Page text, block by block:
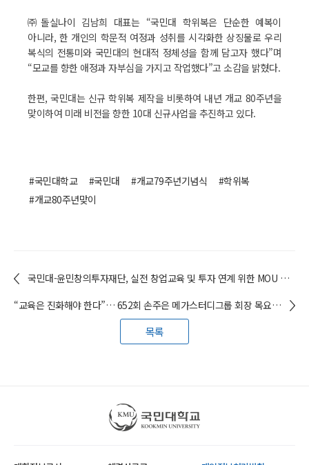
㈜돌실나이 김남희 대표는 “국민대 학위복은 단순한 예복이
아니라, 한 개인의 학문적 여정과 성취를 시각화한 상징물로 우리
복식의 전통미와 국민대의 현대적 정체성을 함께 담고자 했다”며
“모교를 향한 애정과 자부심을 가지고 작업했다”고 소감을 밝혔다.
한편, 국민대는 신규 학위복 제작을 비롯하여 내년 개교 80주년을
맞이하여 미래 비전을 향한 10대 신규사업을 추진하고 있다.
#국민대학교 #국민대 #개교79주년기념식
#학위복
#개교80주년맞이
국민대-윤민창의투자재단, 실전 창업교육 및 투자 연계 위한 MOU 체결
“교육은 진화해야 한다”… 652회 손주은 메가스터디그룹 회장 목요특강
목록
국민대학교